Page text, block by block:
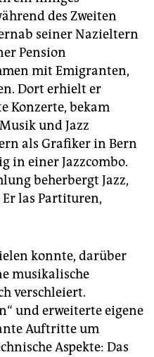
des Zweiten
seiner Nazieltern
Pension
mit Emigranten,
Dort erhielt er
Konzerte, bekam
und Jazz
als Grafiker in Bern
in einer Jazzcombo.
beherbergt Jazz,
las Partituren,
konnte, darüber
musikalische
verschleiert.
und erweiterte eigene
Auftritte um
Aspekte: Das